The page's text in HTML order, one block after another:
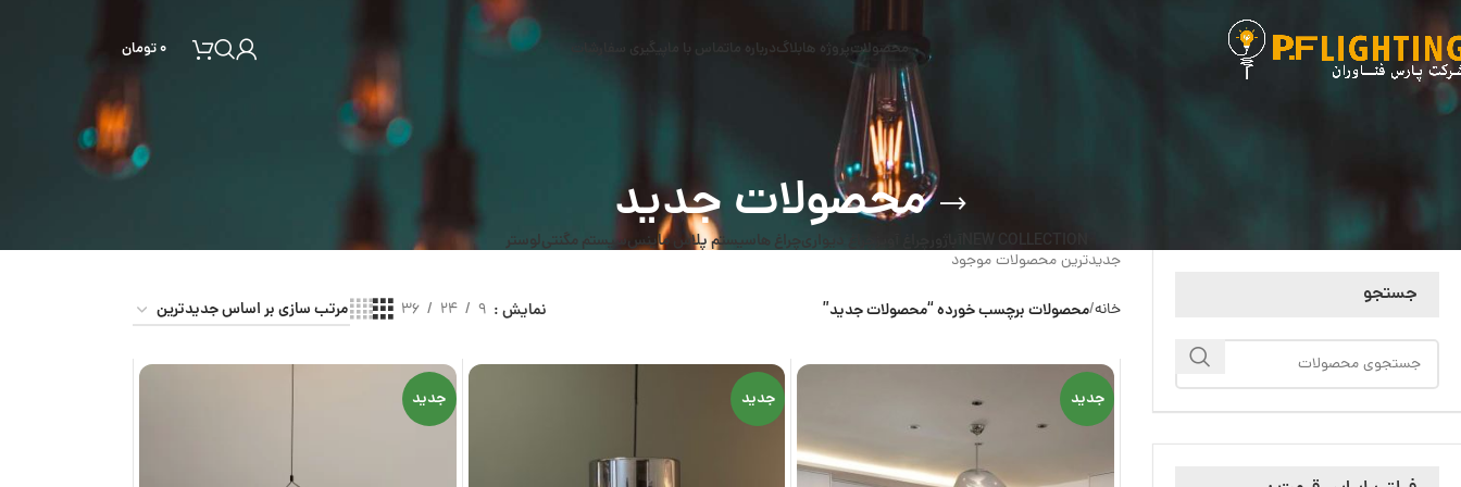
محصولات پروژه هابلاگدرباره ما تماس با ما ۰تومان
محصولات جدید NEW COLLECTION سیستم پلاس ماینسسیستم مگنتیلوستر
جستجو
جدیدترین محصولات موجود
خانه محصولات برچسب خورده “محصولات جدید” نمایش 9
24
36
جدید جدید جدید